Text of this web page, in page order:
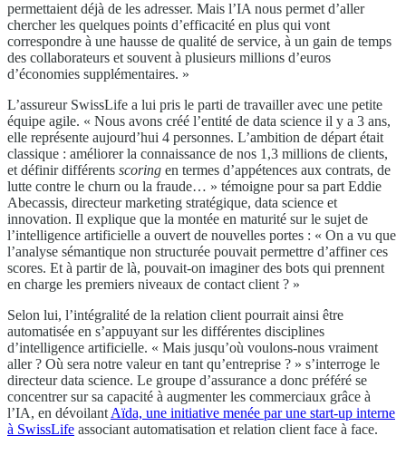
permettaient déjà de les adresser. Mais l’IA nous permet d’aller
chercher les quelques points d’efficacité en plus qui vont
correspondre à une hausse de qualité de service, à un gain de temps
des collaborateurs et souvent à plusieurs millions d’euros
d’économies supplémentaires. »
L’assureur SwissLife a lui pris le parti de travailler avec une petite
équipe agile. « Nous avons créé l’entité de data science il y a 3 ans,
elle représente aujourd’hui 4 personnes. L’ambition de départ était
classique : améliorer la connaissance de nos 1,3 millions de clients,
et définir différents scoring en termes d’appétences aux contrats, de
lutte contre le churn ou la fraude… » témoigne pour sa part Eddie
Abecassis, directeur marketing stratégique, data science et
innovation. Il explique que la montée en maturité sur le sujet de
l’intelligence artificielle a ouvert de nouvelles portes : « On a vu que
l’analyse sémantique non structurée pouvait permettre d’affiner ces
scores. Et à partir de là, pouvait-on imaginer des bots qui prennent
en charge les premiers niveaux de contact client ? »
Selon lui, l’intégralité de la relation client pourrait ainsi être
automatisée en s’appuyant sur les différentes disciplines
d’intelligence artificielle. « Mais jusqu’où voulons-nous vraiment
aller ? Où sera notre valeur en tant qu’entreprise ? » s’interroge le
directeur data science. Le groupe d’assurance a donc préféré se
concentrer sur sa capacité à augmenter les commerciaux grâce à
l’IA, en dévoilant Aïda, une initiative menée par une start-up interne
à SwissLife associant automatisation et relation client face à face.